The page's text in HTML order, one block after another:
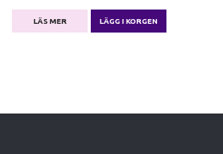
LÄS MER LÄGG I KORGEN